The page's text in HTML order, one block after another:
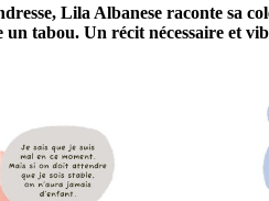
Lila Albanese raconte sa
un tabou. Un récit nécessaire et